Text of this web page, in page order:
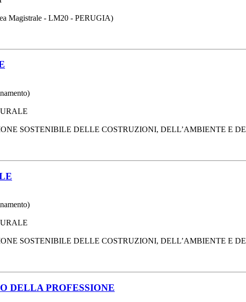
Magistrale - LM20 - PERUGIA)
SOSTENIBILE DELLE COSTRUZIONI, DELL’AMBIENTE E
SOSTENIBILE DELLE COSTRUZIONI, DELL’AMBIENTE E
DELLA PROFESSIONE